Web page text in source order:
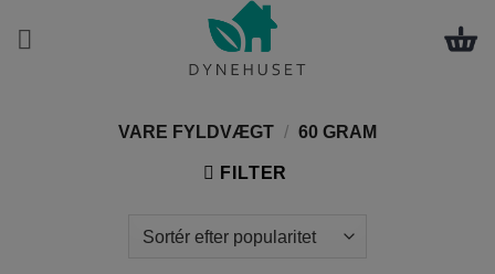
VARE FYLDVÆGT / 60 GRAM
FILTER